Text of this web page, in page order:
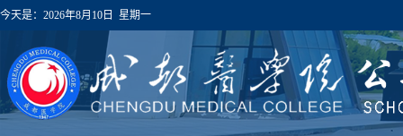
今天是： 2026年8月10日 星期一